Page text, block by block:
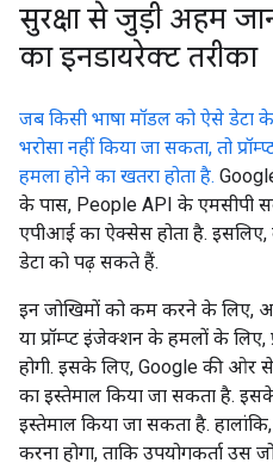
सुरक्षा से जुड़ी अहम
का इनडायरेक्ट तरीका
जब किसी भाषा मॉडल को ऐसे डेटा
भरोसा नहीं किया जा सकता, तो
हमला होने का खतरा होता है.
के पास, People API के एमसीपी
एपीआई का ऐक्सेस होता है.
डेटा को पढ़ सकते हैं.
इन जोखिमों को कम करने के लिए,
या प्रॉम्प्ट इंजेक्शन के हमलों के लिए,
होगी. इसके लिए, Google की ओर
का इस्तेमाल किया जा सकता है.
इस्तेमाल किया जा सकता है.
करना होगा, ताकि उपयोगकर्ता उस